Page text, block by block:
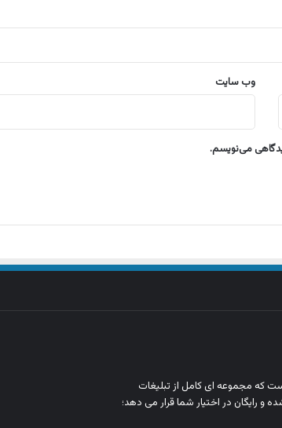
وب‌ سایت
می‌نویسم.
است که مجموعه‌ ای کامل از تبلیغات
و رایگان در اختیار شما قرار می‌ دهد؛